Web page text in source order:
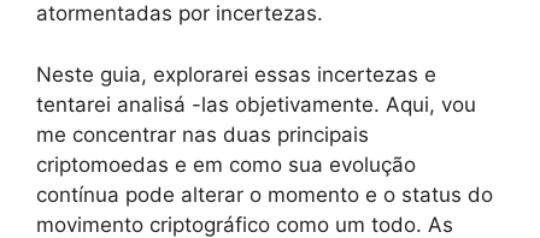
atormentadas por incertezas.
Neste guia, explorarei essas incertezas e
tentarei analisá -las objetivamente. Aqui, vou
me concentrar nas duas principais
criptomoedas e em como sua evolução
contínua pode alterar o momento e o status do
movimento criptográfico como um todo. As